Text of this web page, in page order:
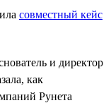
совместный кейс
и директор
как
Рунета